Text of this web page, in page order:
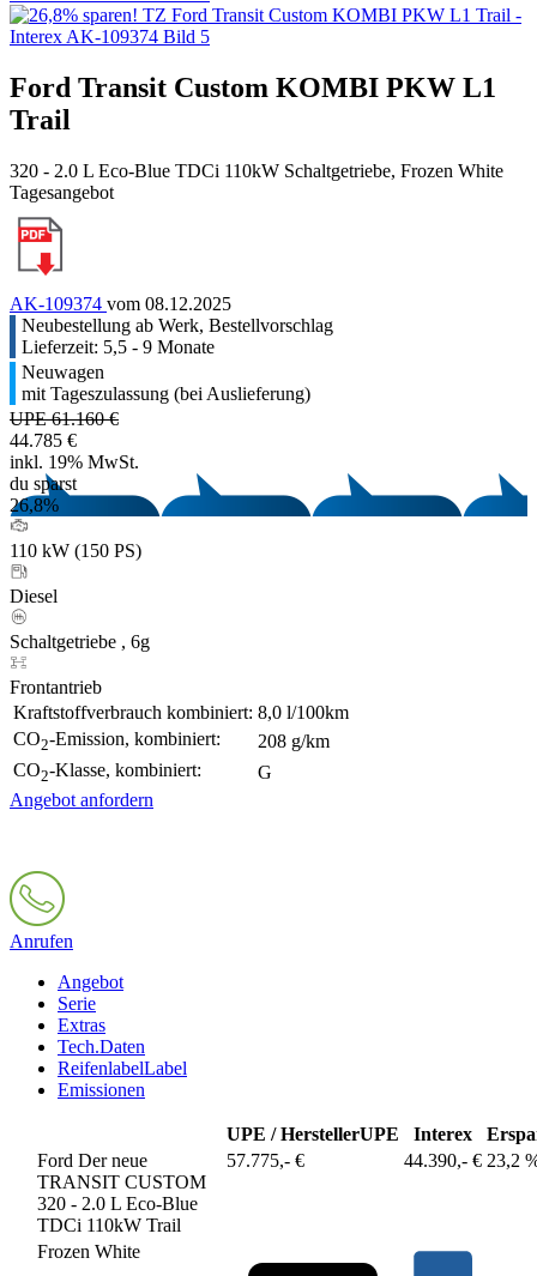
Ford Transit Custom KOMBI PKW L1
Trail
320 - 2.0 L Eco-Blue TDCi 110kW Schaltgetriebe, Frozen White
Tagesangebot
AK-109374 vom 08.12.2025
Neubestellung ab Werk, Bestellvorschlag
Lieferzeit: 5,5 - 9 Monate
Neuwagen
mit Tageszulassung (bei Auslieferung)
UPE 61.160 €
44.785 €
inkl. 19% MwSt.
du sparst
26,8%
110 kW (150 PS)
Diesel
Schaltgetriebe , 6g
Frontantrieb
Kraftstoffverbrauch kombiniert: 8,0 l/100km
CO2-Emission, kombiniert:
208 g/km
CO2-Klasse, kombiniert:
G
Angebot anfordern
Anrufen
Angebot
Serie
Extras
Tech.Daten
ReifenlabelLabel
Emissionen
UPE / HerstellerUPE Interex
Ford Der neue
TRANSIT CUSTOM
320 - 2.0 L Eco-Blue
TDCi 110kW Trail
57.775,- € 44.390,- € 23,2
Frozen White